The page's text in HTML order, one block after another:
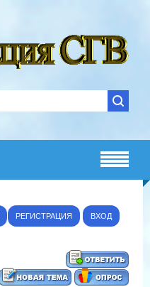
РЕГИСТРАЦИЯ ВХОД